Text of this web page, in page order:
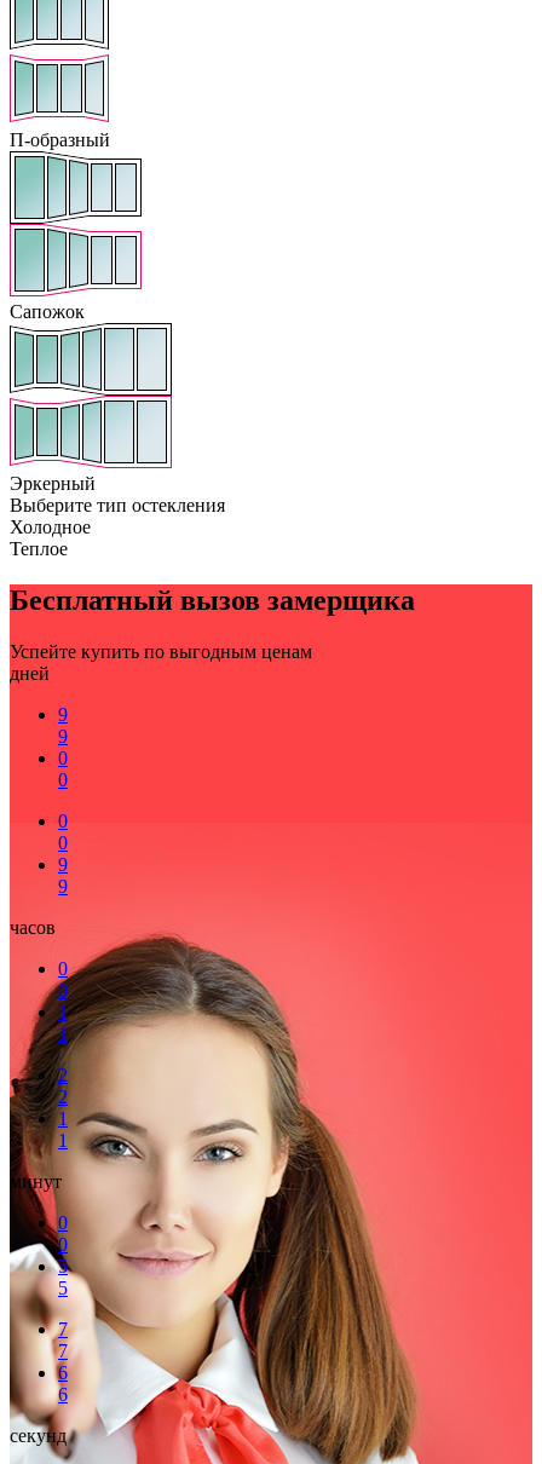
П-образный
Сапожок
Эркерный
Выберите тип остекления
Холодное
Теплое
Бесплатный вызов замерщика
Успейте купить по выгодным ценам
дней
9
9
0
0
0
0
9
9
часов
0
0
1
1
2
2
1
1
минут
0
0
5
5
7
7
6
6
секунд